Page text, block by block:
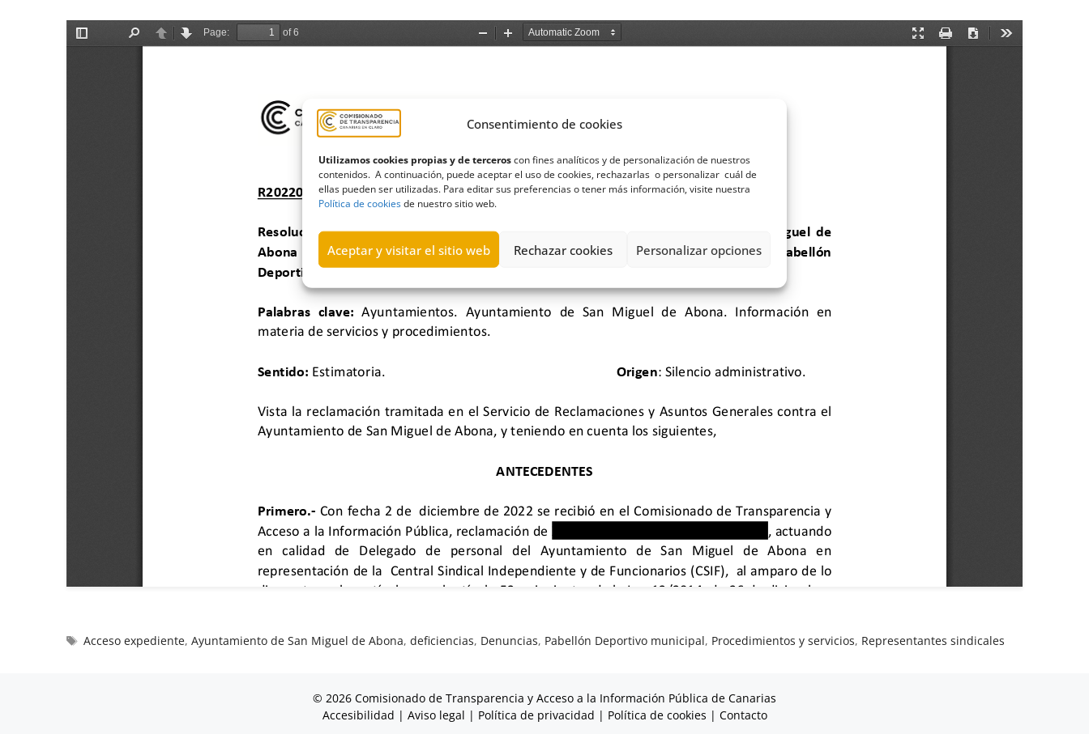
Consentimiento de cookies
Utilizamos cookies propias y de terceroscon fines analíticos y de personalización de nuestros
contenidos. A continuación, puede aceptar el uso de cookies, rechazarlas o personalizar cuál de
ellas pueden ser utilizadas. Para editar sus preferencias o tener más información, visite nuestra
Política de cookiesde nuestro sitio web.
Aceptar y visitar el sitio web Rechazar cookies Personalizar opciones
Acceso expediente,Ayuntamiento de San Miguel de Abona,deficiencias, Denuncias, Pabellón Deportivo municipal, Procedimientos y servicios, Representantes sindicales
© 2026 Comisionado de Transparencia y Acceso a la Información Pública de Canarias
Accesibilidad | Aviso legal | Política de privacidad | Política de cookies | Contacto